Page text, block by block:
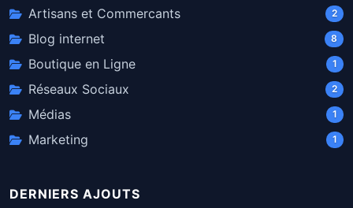
Artisans et Commercants 2
Blog internet 8
Boutique en Ligne 1
Réseaux Sociaux 2
Médias 1
Marketing 1
DERNIERS AJOUTS